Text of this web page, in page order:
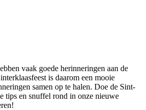
vaak goede herinneringen aan de
is daarom een mooie
samen op te halen. Doe de Sint-
tips en snuffel rond in onze nieuwe